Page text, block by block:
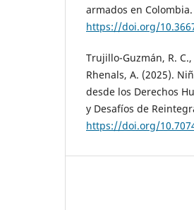
armados en
https://doi.org/
Trujillo-Guzmán, R.
Rhenals, A. (2025).
desde los Derechos
y Desafíos de
https://doi.org/